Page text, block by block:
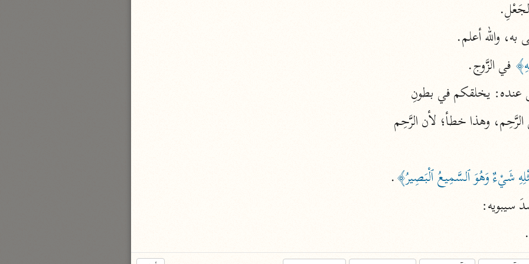
موسوعات
نحو ٢٨ مجلدًا
نحو ١٥ مجلدًا
والله أعلم.
في الزَّوج.
عنده: يخلقكم في بطونِ
وهذا خطأ؛ لأن الرَّحِم
شَيْءٌ وَهُوَ ٱلسَّمِيعُ ٱلْبَصِيرُ﴾.
سيبويه: